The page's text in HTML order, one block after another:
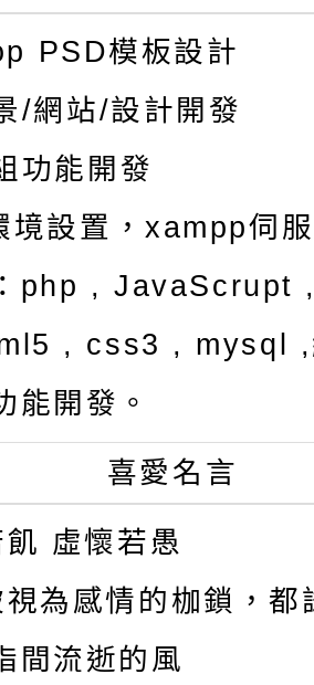
PSD模板設計
/網站/設計開發
功能開發
境設置，xampp伺
php , JavaScrupt
, css3 , mysql ,
能開發。
喜愛名言
虛懷若愚
為感情的枷鎖，都
間流逝的風